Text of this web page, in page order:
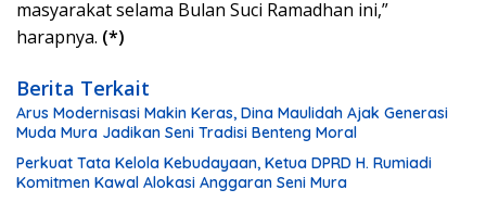
masyarakat selama Bulan Suci Ramadhan ini,”
harapnya. (*)
Berita Terkait
Arus Modernisasi Makin Keras, Dina Maulidah Ajak Generasi
Muda Mura Jadikan Seni Tradisi Benteng Moral
Perkuat Tata Kelola Kebudayaan, Ketua DPRD H. Rumiadi
Komitmen Kawal Alokasi Anggaran Seni Mura